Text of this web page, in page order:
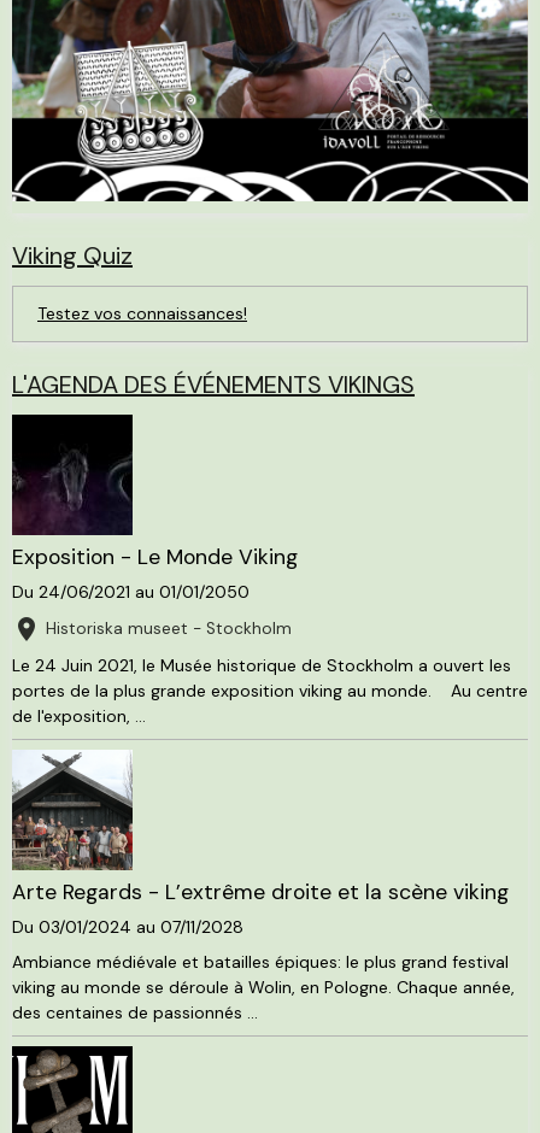
Viking Quiz
Testez vos connaissances!
L'AGENDA DES ÉVÉNEMENTS VIKINGS
Exposition - Le Monde Viking
Du 24/06/2021 au 01/01/2050
Historiska museet - Stockholm
Le 24 Juin 2021, le Musée historique de Stockholm a ouvert les
portes de la plus grande exposition viking au monde. Au centre
de l'exposition, ...
Arte Regards - L’extrême droite et la scène viking
Du 03/01/2024 au 07/11/2028
Ambiance médiévale et batailles épiques: le plus grand festival
viking au monde se déroule à Wolin, en Pologne. Chaque année,
des centaines de passionnés ...